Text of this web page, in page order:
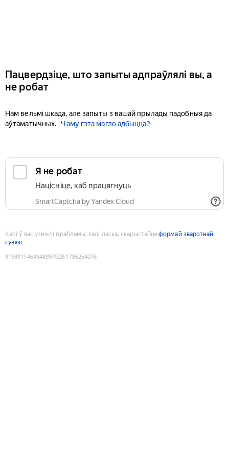
Пацвердзіце, што запыты адпраўлялі вы, а
не робат
Нам вельмі шкада, але запыты з вашай прылады падобныя да
аўтаматычных.
Чаму гэта магло адбыцца?
Я не робат
Націсніце, каб працягнуць
SmartCaptcha by Yandex Cloud
Калі ў вас узніклі праблемы, калі ласка, скарыстайцеформай зваротнай
сувязі
9193017464944997028:1786254076